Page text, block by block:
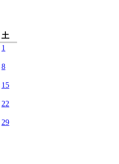
土
1
8
15
22
29